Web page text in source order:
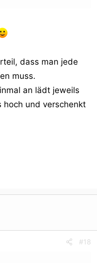
dass man jede
muss.
an lädt jeweils
hoch und verschenkt
#18